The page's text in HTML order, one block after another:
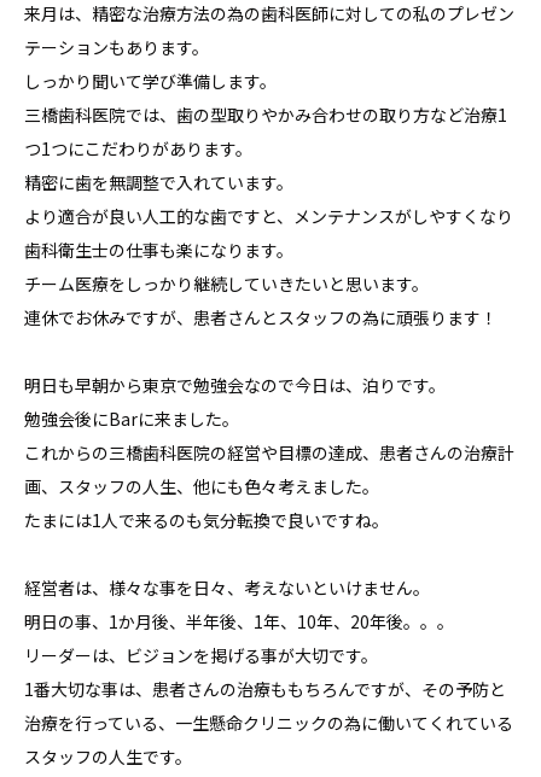
来月は、精密な治療方法の為の歯科医師に対しての私のプレゼン
テーションもあります。
しっかり聞いて学び準備します。
三橋歯科医院では、歯の型取りやかみ合わせの取り方など治療1
つ1つにこだわりがあります。
精密に歯を無調整で入れています。
より適合が良い人工的な歯ですと、メンテナンスがしやすくなり
歯科衛生士の仕事も楽になります。
チーム医療をしっかり継続していきたいと思います。
連休でお休みですが、患者さんとスタッフの為に頑張ります！
明日も早朝から東京で勉強会なので今日は、泊りです。
勉強会後にBarに来ました。
これからの三橋歯科医院の経営や目標の達成、患者さんの治療計
画、スタッフの人生、他にも色々考えました。
たまには1人で来るのも気分転換で良いですね。
経営者は、様々な事を日々、考えないといけません。
明日の事、1か月後、半年後、1年、10年、20年後。。。
リーダーは、ビジョンを掲げる事が大切です。
1番大切な事は、患者さんの治療ももちろんですが、その予防と
治療を行っている、一生懸命クリニックの為に働いてくれている
スタッフの人生です。